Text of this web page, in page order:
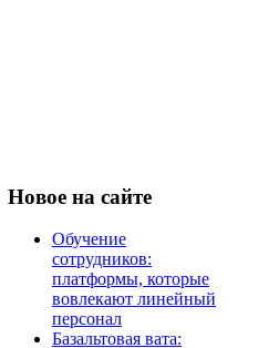
Новое на сайте
Обучение
сотрудников:
платформы, которые
вовлекают линейный
персонал
Базальтовая вата: